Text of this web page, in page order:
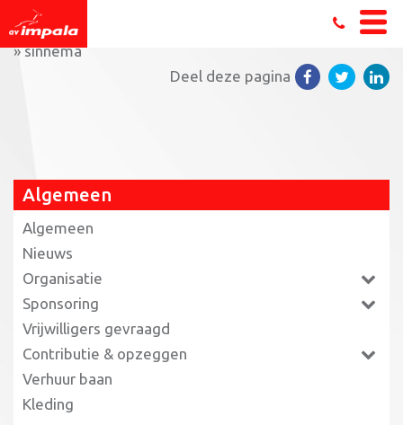
Home»Triathlon jeugdleden maken zich klaar voor EK
»sinnema
Deel deze pagina
Algemeen
Algemeen
Nieuws
Organisatie
Sponsoring
Vrijwilligers gevraagd
Contributie & opzeggen
Verhuur baan
Kleding